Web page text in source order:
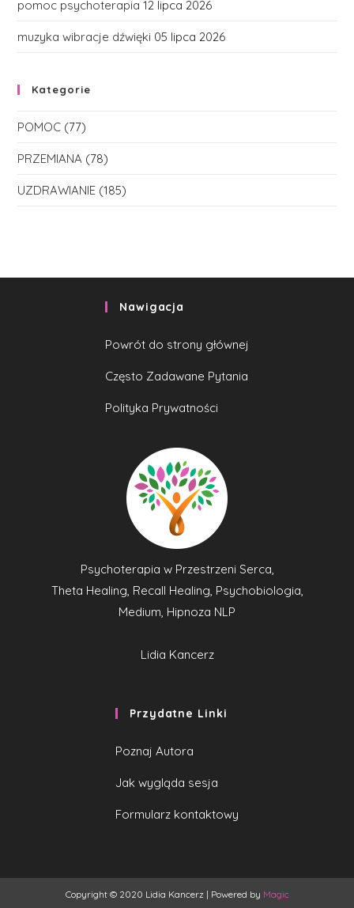
pomoc psychoterapia 12 lipca 2026
muzyka wibracje dźwięki 05 lipca 2026
Kategorie
POMOC (77)
PRZEMIANA (78)
UZDRAWIANIE (185)
Nawigacja
Powrót do strony głównej
Często Zadawane Pytania
Polityka Prywatności
Psychoterapia w Przestrzeni Serca,
Theta Healing, Recall Healing, Psychobiologia,
Medium, Hipnoza NLP
Lidia Kancerz
Przydatne Linki
Poznaj Autora
Jak wygląda sesja
Formularz kontaktowy
Copyright © 2020 Lidia Kancerz | Powered by Magic